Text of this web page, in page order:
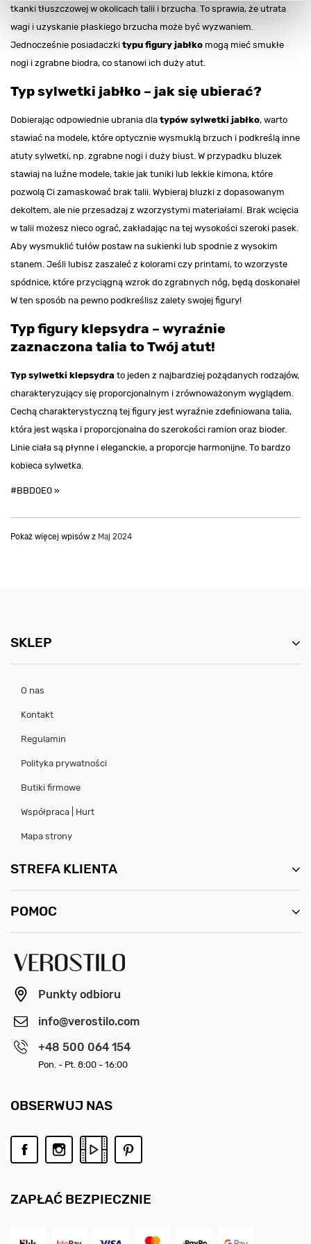
tkanki tłuszczowej w okolicach talii i brzucha. To sprawia, że utrata
wagi i uzyskanie płaskiego brzucha może być wyzwaniem.
Jednocześnie posiadaczki typu figury jabłko mogą mieć smukłe
nogi i zgrabne biodra, co stanowi ich duży atut.
Typ sylwetki jabłko – jak się ubierać?
Dobierając odpowiednie ubrania dla typów sylwetki jabłko, warto
stawiać na modele, które optycznie wysmuklą brzuch i podkreślą inne
atuty sylwetki, np. zgrabne nogi i duży biust. W przypadku bluzek
stawiaj na luźne modele, takie jak tuniki lub lekkie kimona, które
pozwolą Ci zamaskować brak talii. Wybieraj bluzki z dopasowanym
dekoltem, ale nie przesadzaj z wzorzystymi materiałami. Brak wcięcia
w talii możesz nieco ograć, zakładając na tej wysokości szeroki pasek.
Aby wysmuklić tułów postaw na sukienki lub spodnie z wysokim
stanem. Jeśli lubisz zaszaleć z kolorami czy printami, to wzorzyste
spódnice, które przyciągną wzrok do zgrabnych nóg, będą doskonałe!
W ten sposób na pewno podkreślisz zalety swojej figury!
Typ figury klepsydra – wyraźnie
zaznaczona talia to Twój atut!
Typ sylwetki klepsydra to jeden z najbardziej pożądanych rodzajów,
charakteryzujący się proporcjonalnym i zrównoważonym wyglądem.
Cechą charakterystyczną tej figury jest wyraźnie zdefiniowana talia,
która jest wąska i proporcjonalna do szerokości ramion oraz bioder.
Linie ciała są płynne i eleganckie, a proporcje harmonijne. To bardzo
kobieca sylwetka.
#BBD0E0 »
Pokaż więcej wpisów z Maj 2024
SKLEP
O nas
Kontakt
Regulamin
Polityka prywatności
Butiki firmowe
Współpraca | Hurt
Mapa strony
STREFA KLIENTA
POMOC
Punkty odbioru
info@verostilo.com
+48 500 064 154
Pon. - Pt. 8:00 - 16:00
ZAPŁAĆ BEZPIECZNIE
OBSERWUJ NAS